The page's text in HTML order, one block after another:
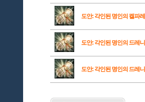
도안: 각인된 명인의 켈파
도안: 각인된 명인의 드레
도안: 각인된 명인의 드레